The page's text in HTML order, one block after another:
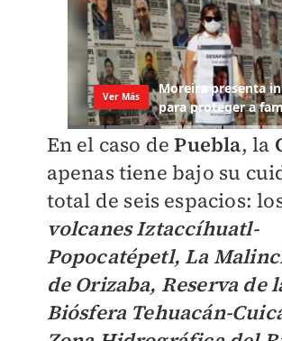
En el caso dePuebla, la
apenas tiene bajo su
total de seis espacios:
volcanes Iztaccíhuatl-
Popocatépetl, La
de Orizaba, Reserva de
Biósfera Tehuacán-